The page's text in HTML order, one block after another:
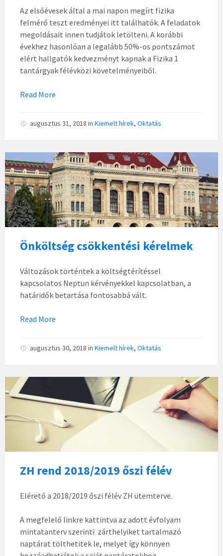
Az elsőévesek által a mai napon megírt fizika
felmérő teszt eredményei itt találhatók. A feladatok
megoldásait innen tudjátok letölteni. A korábbi
évekhez hasonlóan a legalább 50%-os pontszámot
elért hallgatók kedvezményt kapnak a Fizika 1
tantárgyak félévközi követelményeiből.
Read More
augusztus 31, 2018 in Kiemelt hírek, Oktatás
Önköltség csökkentési kérelmek
Változások történtek a költségtérítéssel
kapcsolatos Neptun kérvényekkel kapcsolatban, a
határidők betartása fontosabbá vált.
Read More
augusztus 30, 2018 in Kiemelt hírek, Oktatás
ZH rend 2018/2019 őszi félév
Elérető a 2018/2019 őszi félév ZH ütemterve.
A megfelelő linkre kattintva az adott évfolyam
mintatanterv szerinti zárthelyiket tartalmazó
naptárat tölthetitek le, melyet így könnyen